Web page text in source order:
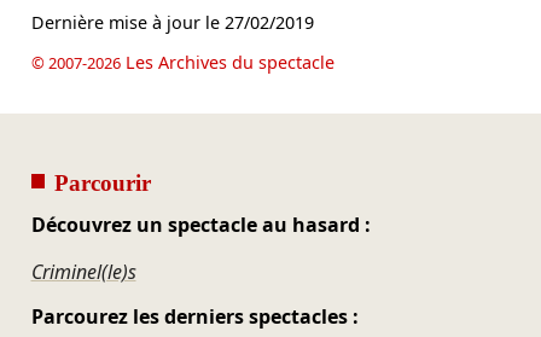
Dernière mise à jour le 27/02/2019
© 2007-2026Les Archives du spectacle
Parcourir
Découvrez un spectacle au hasard :
Criminel(le)s
Parcourez les derniers spectacles :